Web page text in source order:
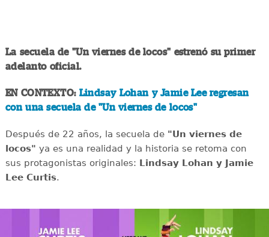
La secuela de "Un viernes de locos" estrenó su primer
adelanto oficial.
EN CONTEXTO: Lindsay Lohan y Jamie Lee regresan
con una secuela de "Un viernes de locos"
Después de 22 años, la secuela de "Un viernes de
locos" ya es una realidad y la historia se retoma con
sus protagonistas originales: Lindsay Lohan y Jamie
Lee Curtis.